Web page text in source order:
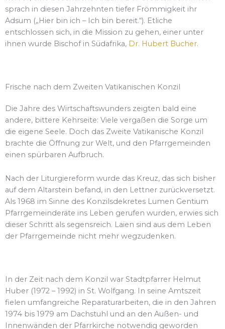
sprach in diesen Jahrzehnten tiefer Frömmigkeit ihr
Adsum („Hier bin ich – Ich bin bereit.“). Etliche
entschlossen sich, in die Mission zu gehen, einer unter
ihnen wurde Bischof in Südafrika, Dr. Hubert Bucher.
Frische nach dem Zweiten Vatikanischen Konzil
Die Jahre des Wirtschaftswunders zeigten bald eine
andere, bittere Kehrseite: Viele vergaßen die Sorge um
die eigene Seele. Doch das Zweite Vatikanische Konzil
brachte die Öffnung zur Welt, und den Pfarrgemeinden
einen spürbaren Aufbruch.
Nach der Liturgiereform wurde das Kreuz, das sich bisher
auf dem Altarstein befand, in den Lettner zurückversetzt.
Als 1968 im Sinne des Konzilsdekretes Lumen Gentium
Pfarrgemeinderäte ins Leben gerufen wurden, erwies sich
dieser Schritt als segensreich. Laien sind aus dem Leben
der Pfarrgemeinde nicht mehr wegzudenken.
In der Zeit nach dem Konzil war Stadtpfarrer Helmut
Huber (1972 – 1992) in St. Wolfgang. In seine Amtszeit
fielen umfangreiche Reparaturarbeiten, die in den Jahren
1974 bis 1979 am Dachstuhl und an den Außen- und
Innenwänden der Pfarrkirche notwendig geworden